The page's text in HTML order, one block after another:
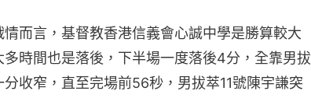
而言，基督教香港信義會心誠中學是勝算較大
時間也是落後，下半場一度落後4分，全靠男拔
收窄，直至完場前56秒，男拔萃11號陳宇謙突